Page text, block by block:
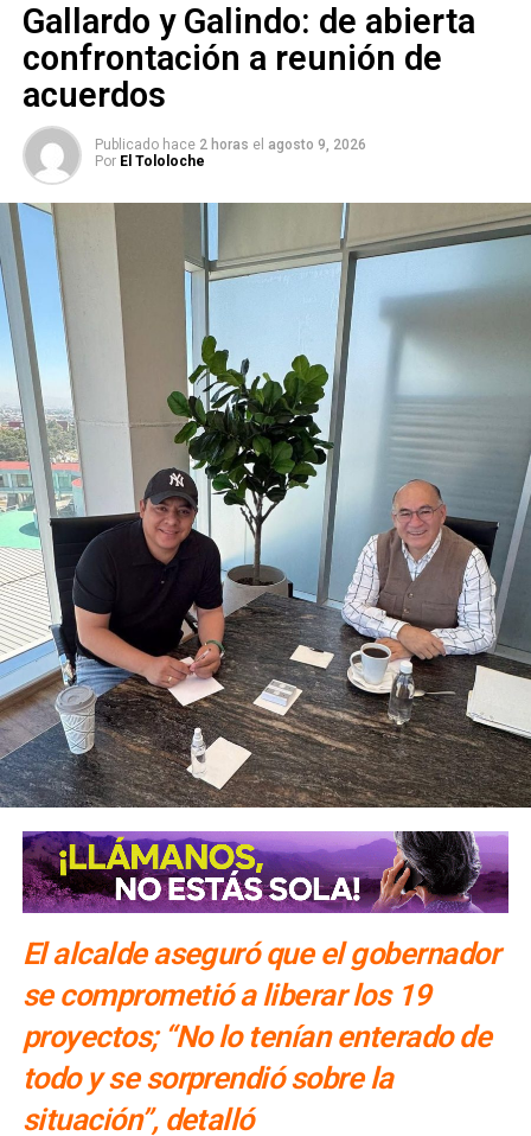
También lee: ¡A trancazos!: Directora de Catastro
estatal golpeó a 2 trabajadoras en SLP
RÍO SANTAGO
SIGUIENTE
Denuncian desabasto de pruebas para detectar VIH
en SLP
NO TE PIERDAS
El Imes en SLP llegaría al 2020 sin aumento en el
presupuesto
Gallardo y Galindo: de abierta
confrontación a reunión de
acuerdos
Publicado hace 2 horas el agosto 9, 2026
Por El Tololoche
El alcalde aseguró que el gobernador
se comprometió a liberar los 19
proyectos; “No lo tenían enterado de
todo y se sorprendió sobre la
situación”, detalló